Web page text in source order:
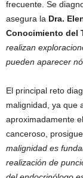
frecuente. Se
asegura la Dra.
Conocimiento del
realizan
pueden aparecer
El principal reto
malignidad, ya que
aproximadamente
canceroso,
malignidad es
realización de